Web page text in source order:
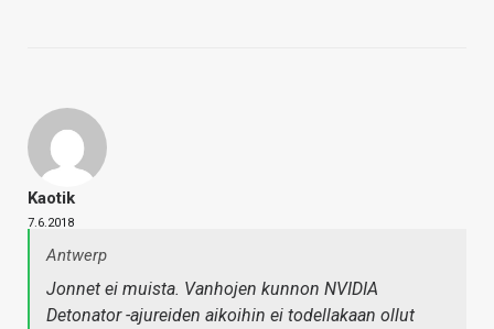
Kaotik
7.6.2018
Antwerp
Jonnet ei muista. Vanhojen kunnon NVIDIA
Detonator -ajureiden aikoihin ei todellakaan ollut